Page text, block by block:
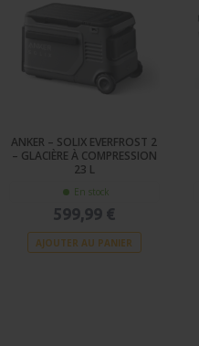
ANKER – SOLIX EVERFROST 2
– GLACIÈRE À COMPRESSION
23 L
En stock
599,99 €
AJOUTER AU PANIER